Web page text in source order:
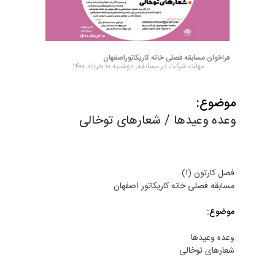
فراخوان مسابقه فصلی خانه کاریکاتوراصفهان
مهلت شرکت در مسابقه: دوشنبه ۱۰ خرداد ۱۴۰۰
موضوع:
وعده وعیدها / شعارهای توخالی
فصل کارتون (١)
مسابقه فصلی خانه کاریکاتور اصفهان
موضوع:
وعده وعیدها
شعارهای توخالی